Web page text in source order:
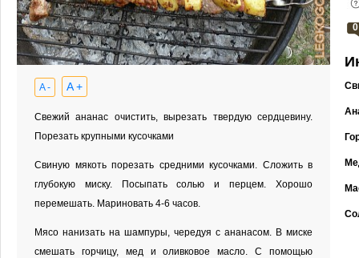
A - A +
Свежий ананас очистить, вырезать твердую сердцевину.
Порезать крупными кусочками
Свиную мякоть порезать средними кусочками. Сложить в
глубокую миску. Посыпать солью и перцем. Хорошо
перемешать. Мариновать 4-6 часов.
Мясо нанизать на шампуры, чередуя с ананасом. В миске
смешать горчицу, мед и оливковое масло. С помощью
0